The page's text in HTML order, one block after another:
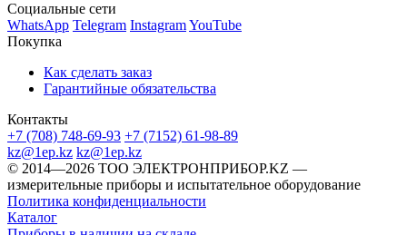
Социальные сети
WhatsApp Telegram InstagramYouTube
Покупка
Как сделать заказ
Гарантийные обязательства
Контакты
+7 (708) 748-69-93 +7 (7152) 61-98-89
kz@1ep.kz kz@1ep.kz
©️ 2014—2026 ТОО ЭЛЕКТРОНПРИБОР.KZ —
измерительные приборы и испытательное оборудование
Политика конфиденциальности
Каталог